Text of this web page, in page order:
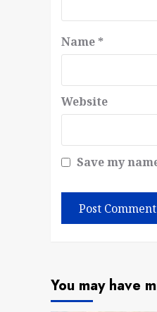
Name *
Website
Save my
You may have